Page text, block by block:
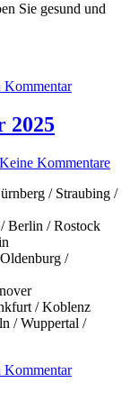
Sie gesund und
Kommentar
2025
Keine Kommentare
/ Straubing /
Berlin / Rostock
/
/ Koblenz
/ Wuppertal /
Kommentar